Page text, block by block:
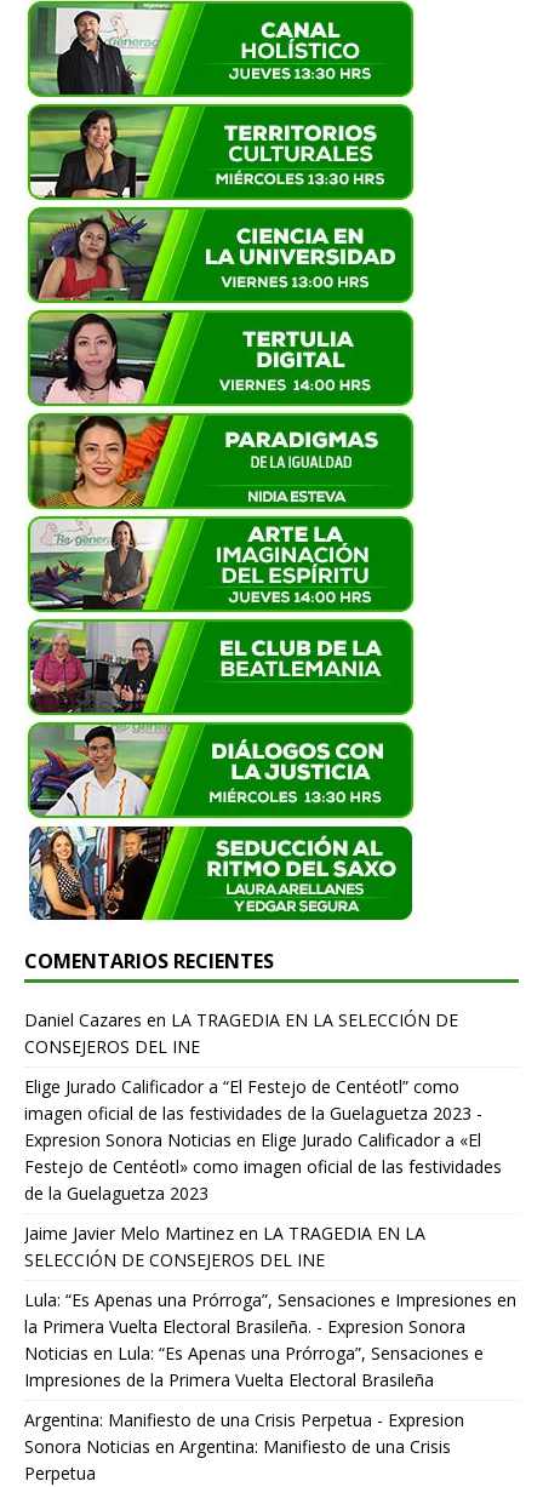
COMENTARIOS RECIENTES
Daniel Cazares en LA TRAGEDIA EN LA SELECCIÓN DE
CONSEJEROS DEL INE
Elige Jurado Calificador a “El Festejo de Centéotl” como
imagen oficial de las festividades de la Guelaguetza 2023 -
Expresion Sonora Noticias en Elige Jurado Calificador a «El
Festejo de Centéotl» como imagen oficial de las festividades
de la Guelaguetza 2023
Jaime Javier Melo Martinez en LA TRAGEDIA EN LA
SELECCIÓN DE CONSEJEROS DEL INE
Lula: “Es Apenas una Prórroga”, Sensaciones e Impresiones en
la Primera Vuelta Electoral Brasileña. - Expresion Sonora
Noticias en Lula: “Es Apenas una Prórroga”, Sensaciones e
Impresiones de la Primera Vuelta Electoral Brasileña
Argentina: Manifiesto de una Crisis Perpetua - Expresion
Sonora Noticias en Argentina: Manifiesto de una Crisis
Perpetua